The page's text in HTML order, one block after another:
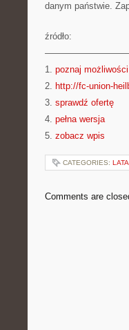
danym państwie.
źródło:
1. poznaj możliwości
2. http://fc-union-
3. sprawdź ofertę
4. pełna wersja
5. zobacz wpis
CATEGORIES:
Comments are